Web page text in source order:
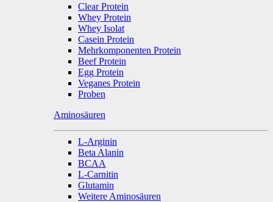
Clear Protein
Whey Protein
Whey Isolat
Casein Protein
Mehrkomponenten Protein
Beef Protein
Egg Protein
Veganes Protein
Proben
Aminosäuren
L-Arginin
Beta Alanin
BCAA
L-Carnitin
Glutamin
Weitere Aminosäuren